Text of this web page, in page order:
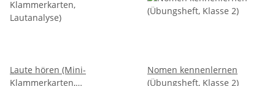
Laute hören (Mini-
Klammerkarten,
Nomen kennenlernen
(Übungsheft, Klasse 2)